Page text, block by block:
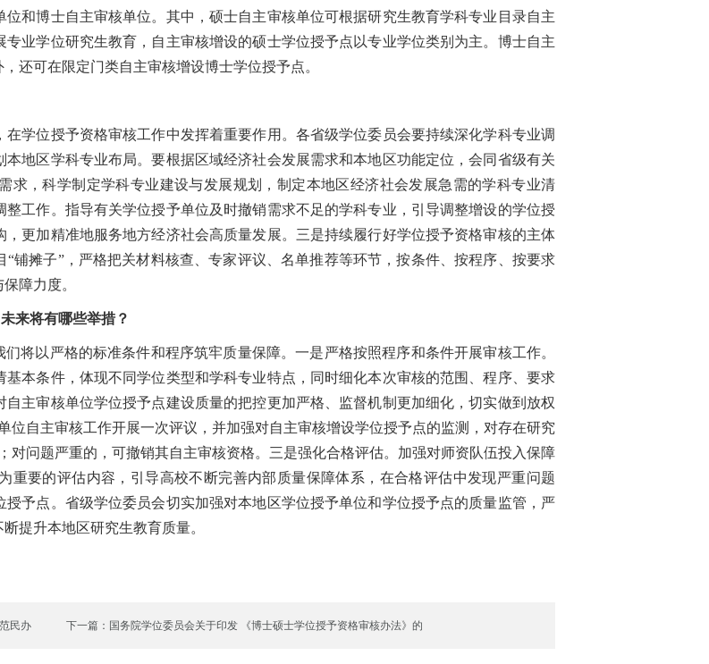
和博士自主审核单位。其中，硕士自主审核单位可根据研究生教育学科专业目录自主
业学位研究生教育，自主审核增设的硕士学位授予点以专业学位类别为主。博士自主
还可在限定门类自主审核增设博士学位授予点。
位授予资格审核工作中发挥着重要作用。各省级学位委员会要持续深化学科专业调
地区学科专业布局。要根据区域经济社会发展需求和本地区功能定位，会同省级有关
求，科学制定学科专业建设与发展规划，制定本地区经济社会发展急需的学科专业清
工作。指导有关学位授予单位及时撤销需求不足的学科专业，引导调整增设的学位授
更加精准地服务地方经济社会高质量发展。三是持续履行好学位授予资格审核的主体
铺摊子”，严格把关材料核查、专家评议、名单推荐等环节，按条件、按程序、按要求
障力度。
来将有哪些举措？
以严格的标准条件和程序筑牢质量保障。一是严格按照程序和条件开展审核工作。
本条件，体现不同学位类型和学科专业特点，同时细化本次审核的范围、程序、要求
主审核单位学位授予点建设质量的把控更加严格、监督机制更加细化，切实做到放权
位自主审核工作开展一次评议，并加强对自主审核增设学位授予点的监测，对存在研究
对问题严重的，可撤销其自主审核资格。三是强化合格评估。加强对师资队伍投入保障
重要的评估内容，引导高校不断完善内部质量保障体系，在合格评估中发现严重问题
予点。省级学位委员会切实加强对本地区学位授予单位和学位授予点的质量监管，严
提升本地区研究生教育质量。
民办
下一篇：国务院学位委员会关于印发 《博士硕士学位授予资格审核办法》的